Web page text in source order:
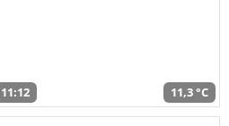
11:12 11,3 °C